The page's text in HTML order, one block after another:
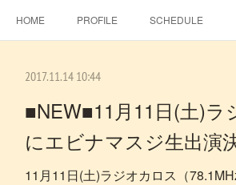
HOME PROFILE SCHEDULE
SE-NO EBINA EVENT HALL
2017.11.14 10:44
■NEW■11月11日(土)ラ
にエビナマスジ生出演
11月11日(土)ラジオカロス（